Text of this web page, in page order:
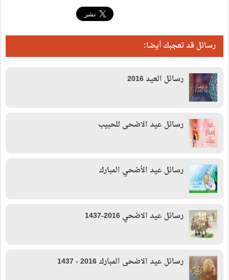
رسائل قد تعجبك أيضا:
رسائل العيد 2016
رسائل عيد الاضحى للحبيب
رسائل عيد الأضحي المبارك
رسائل عيد الاضحي 2016-1437
رسائل عيد الاضحى المبارك 2016 - 1437